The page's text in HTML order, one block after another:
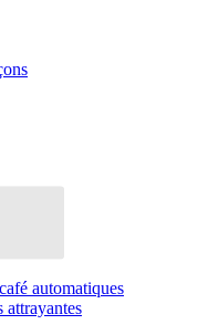
automatiques
attrayantes